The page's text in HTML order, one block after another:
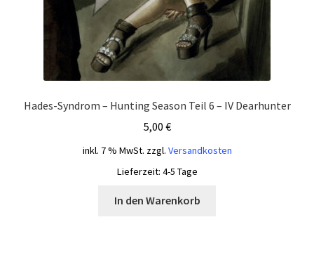
Hades-Syndrom – Hunting Season Teil 6 – IV Dearhunter
5,00 €
inkl. 7 % MwSt. zzgl. Versandkosten
Lieferzeit: 4-5 Tage
In den Warenkorb